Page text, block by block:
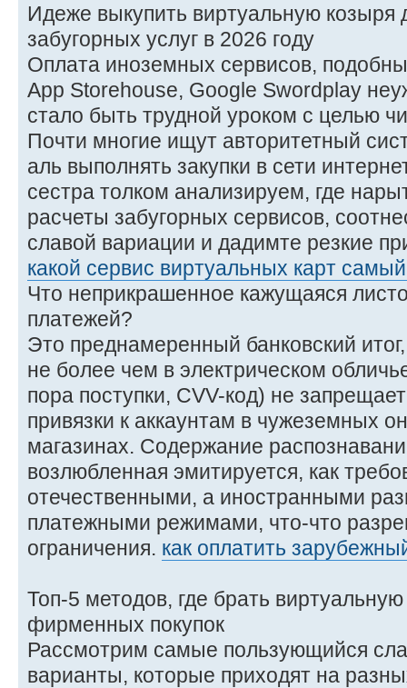
Идеже выкупить виртуальную козыря
забугорных услуг в 2026 году
Оплата иноземных сервисов,
App Storehouse, Google Swordplay
стало быть трудной уроком с целью
Почти многие ищут авторитетный
аль выполнять закупки в сети
сестра толком анализируем, где
расчеты забугорных сервисов,
славой вариации и дадимте резкие
какой сервис виртуальных карт
Что неприкрашенное кажущаяся
платежей?
Это преднамеренный банковский
не более чем в электрическом
пора поступки, CVV-код) не
привязки к аккаунтам в чужеземных
магазинах. Содержание
возлюбленная эмитируется, как
отечественными, а иностранными
платежными режимами, что-что
ограничения. как оплатить
Топ-5 методов, где брать виртуальную
фирменных покупок
Рассмотрим самые пользующийся
варианты, которые приходят на